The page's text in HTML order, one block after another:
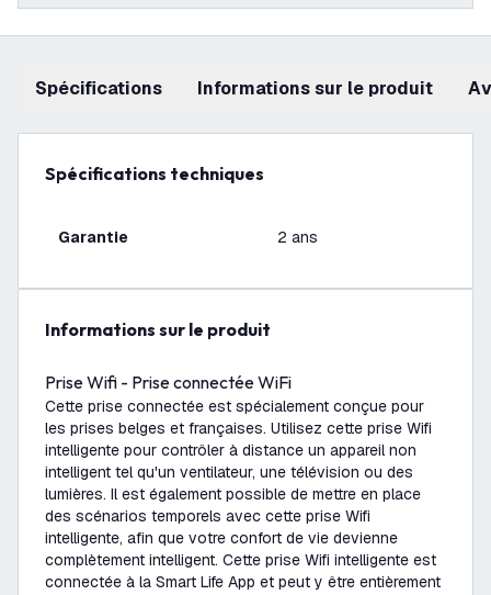
Spécifications Informations sur le produit
Spécifications techniques
Garantie 2 ans
Informations sur le produit
Prise Wifi - Prise connectée WiFi
Cette prise connectée est spécialement conçue pour
les prises belges et françaises. Utilisez cette prise Wifi
intelligente pour contrôler à distance un appareil non
intelligent tel qu'un ventilateur, une télévision ou des
lumières. Il est également possible de mettre en place
des scénarios temporels avec cette prise Wifi
intelligente, afin que votre confort de vie devienne
complètement intelligent. Cette prise Wifi intelligente est
connectée à la Smart Life App et peut y être entièrement